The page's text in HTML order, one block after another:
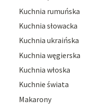
Kuchnia rumuńska
Kuchnia słowacka
Kuchnia ukraińska
Kuchnia węgierska
Kuchnia włoska
Kuchnie świata
Makarony